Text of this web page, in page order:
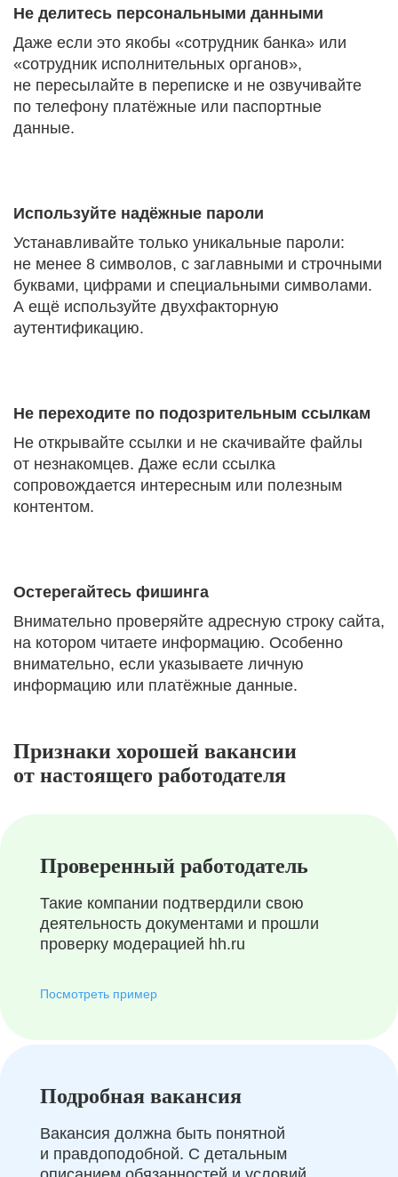
Не делитесь персональными данными
Даже если это якобы «сотрудник банка» или
«сотрудник исполнительных органов»,
не пересылайте в переписке и не озвучивайте
по телефону платёжные или паспортные
данные.
Используйте надёжные пароли
Устанавливайте только уникальные пароли:
не менее 8 символов, с заглавными и строчными
буквами, цифрами и специальными символами.
А ещё используйте двухфакторную
аутентификацию.
Не переходите по подозрительным ссылкам
Не открывайте ссылки и не скачивайте файлы
от незнакомцев. Даже если ссылка
сопровождается интересным или полезным
контентом.
Остерегайтесь фишинга
Внимательно проверяйте адресную строку сайта,
на котором читаете информацию. Особенно
внимательно, если указываете личную
информацию или платёжные данные.
Признаки хорошей вакансии
от настоящего работодателя
Проверенный работодатель
Такие компании подтвердили свою
деятельность документами и прошли
проверку модерацией hh.ru
Посмотреть пример
Подробная вакансия
Вакансия должна быть понятной
и правдоподобной. С детальным